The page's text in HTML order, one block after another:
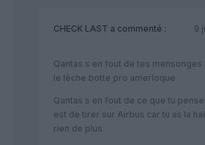
CHECK LAST a commenté :
9
Qantas s en fout de tes
le lèche botte pro amerloque
Qantas s en fout de ce que tu
est de tirer sur Airbus car tu as la
rien de plus